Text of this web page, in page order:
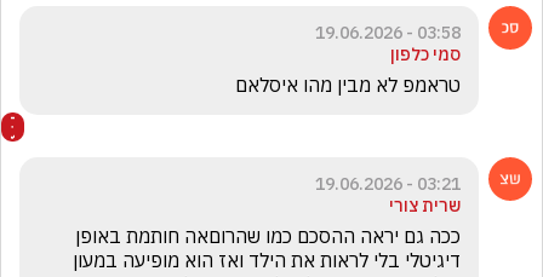
03:58 - 19.06.2026
סמי כלפון
טראמפ לא מבין מהו איסלאם
03:21 - 19.06.2026
שרית צורי